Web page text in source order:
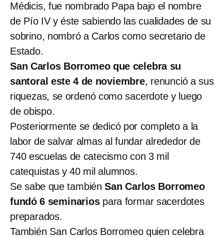
Médicis, fue nombrado Papa bajo el nombre
de Pío IV y éste sabiendo las cualidades de su
sobrino, nombró a Carlos como secretario de
Estado.
San Carlos Borromeo que celebra su
santoral este 4 de noviembre, renunció a sus
riquezas, se ordenó como sacerdote y luego
de obispo.
Posteriormente se dedicó por completo a la
labor de salvar almas al fundar alrededor de
740 escuelas de catecismo con 3 mil
catequistas y 40 mil alumnos.
Se sabe que también San Carlos Borromeo
fundó 6 seminarios para formar sacerdotes
preparados.
También San Carlos Borromeo quien celebra